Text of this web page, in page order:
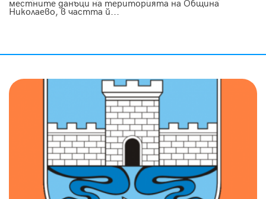
местните данъци на територията на Община
Николаево, в частта й...